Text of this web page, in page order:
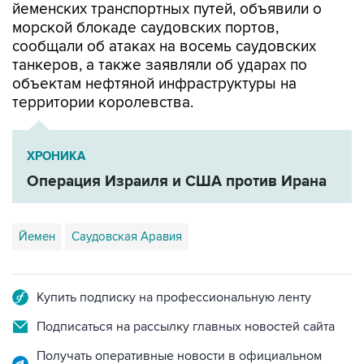
сообщали об атаках на восемь саудовских
танкеров, а также заявляли об ударах по
объектам нефтяной инфраструктуры на
территории королевства.
ХРОНИКА
Операция Израиля и США против Ирана
Йемен Саудовская Аравия
Подписаться на рассылку главных новостей сайта
Получать оперативные новости в официальном
канале